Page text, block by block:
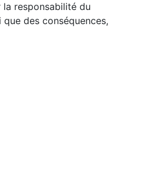
responsabilité du
des conséquences,